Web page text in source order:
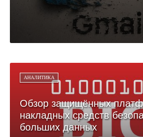
АНАЛИТИКА
Обзор защищённых
накладных средств
больших данных